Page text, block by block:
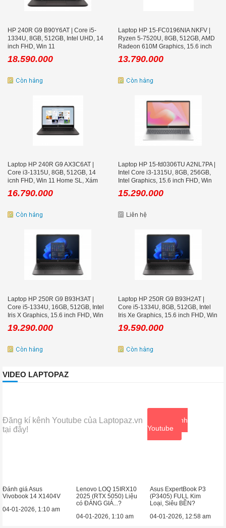
HP 240R G9 B90Y6AT | Core i5-
1334U, 8GB, 512GB, Intel UHD, 14
inch FHD, Win 11
18.590.000
Laptop HP 15-FC0196NIA NKFV |
Ryzen 5-7520U, 8GB, 512GB, AMD
Radeon 610M Graphics, 15.6 inch
FHD
13.790.000
Laptop HP 240R G9 AX3C6AT |
Core i3-1315U, 8GB, 512GB, 14
icnh FHD, Win 11 Home SL, Xám
16.790.000
Laptop HP 15-fd0306TU A2NL7PA |
Intel Core i3-1315U, 8GB, 256GB,
Intel Graphics, 15.6 inch FHD, Win
11
15.290.000
Laptop HP 250R G9 B93H3AT |
Core i5-1334U, 16GB, 512GB, Intel
Iris X Graphics, 15.6 inch FHD, Win
19.290.000
Laptop HP 250R G9 B93H2AT |
Core i5-1334U, 8GB, 512GB, Intel
Iris Xe Graphics, 15.6 inch FHD, Win
19.590.000
VIDEO LAPTOPAZ
Đăng kí kênh Youtube của Laptopaz.vn
tại đây!
Xem kênh
Youtube
Đánh giá Asus
Vivobook 14 X1404V
04-01-2026, 1:10 am
Lenovo LOQ 15IRX10
2025 (RTX 5050) Liệu
có ĐÁNG GIÁ...?
04-01-2026, 1:10 am
Asus ExpertBook P3
(P3405) FULL Kim
Loại, Siêu BỀN?
04-01-2026, 12:58 am